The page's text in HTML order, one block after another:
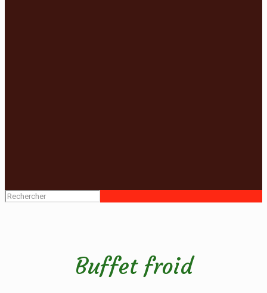
Buffet froid